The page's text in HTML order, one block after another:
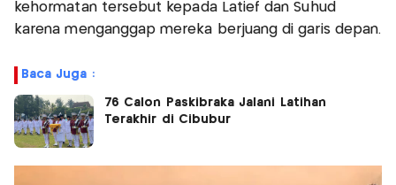
kehormatan tersebut kepada Latief dan Suhud
karena menganggap mereka berjuang di garis depan.
Baca Juga :
76 Calon Paskibraka Jalani Latihan
Terakhir di Cibubur